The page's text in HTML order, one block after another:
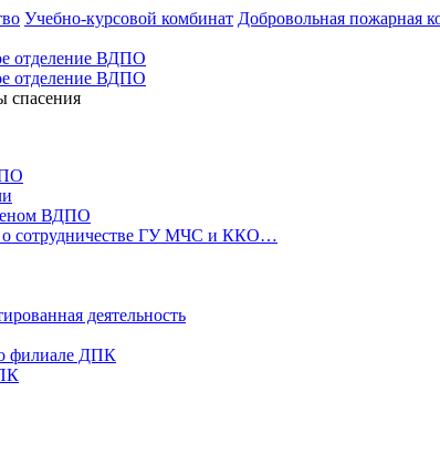
Учебно-курсовой комбинат Добровольная пожарная
спасения
ВДПО
о сотрудничестве ГУ МЧС и ККО…
деятельность
филиале ДПК